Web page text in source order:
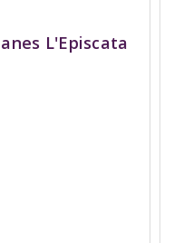
L'Episcata